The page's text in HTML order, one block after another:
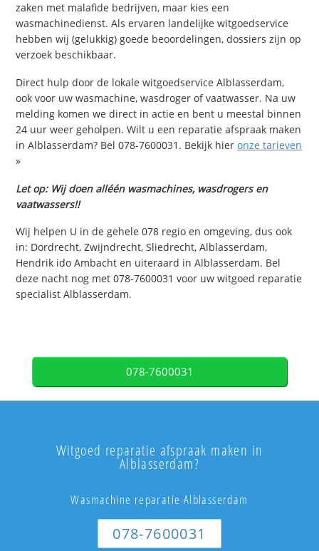
zaken met malafide bedrijven, maar kies een
wasmachinedienst. Als ervaren landelijke witgoedservice
hebben wij (gelukkig) goede beoordelingen, dossiers zijn op
verzoek beschikbaar.
Direct hulp door de lokale witgoedservice Alblasserdam,
ook voor uw wasmachine, wasdroger of vaatwasser. Na uw
melding komen we direct in actie en bent u meestal binnen
24 uur weer geholpen. Wilt u een reparatie afspraak maken
in Alblasserdam? Bel 078-7600031. Bekijk hieronze tarieven
»
Let op: Wij doen alléén wasmachines, wasdrogers en
vaatwassers!!
Wij helpen U in de gehele 078 regio en omgeving, dus ook
in: Dordrecht, Zwijndrecht, Sliedrecht, Alblasserdam,
Hendrik ido Ambacht en uiteraard in Alblasserdam. Bel
deze nacht nog met 078-7600031 voor uw witgoed reparatie
specialist Alblasserdam.
078-7600031
Witgoed reparatie afspraak maken in
Alblasserdam?
Wasmachine reparatie Alblasserdam
078-7600031